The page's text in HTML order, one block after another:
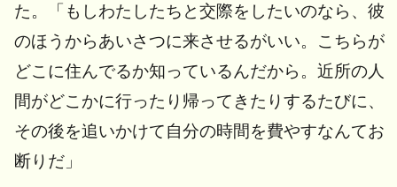
た。「もしわたしたちと交際をしたいのなら、彼
のほうからあいさつに来させるがいい。こちらが
どこに住んでるか知っているんだから。近所の人
間がどこかに行ったり帰ってきたりするたびに、
その後を追いかけて自分の時間を費やすなんてお
断りだ」